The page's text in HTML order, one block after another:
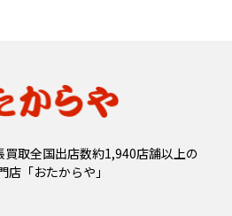
買取全国出店数約1,940店舗以上の
店「おたからや」